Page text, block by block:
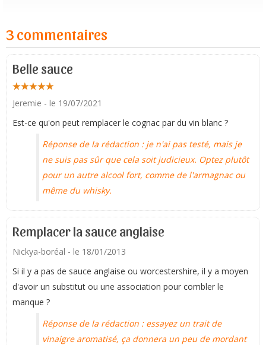
3 commentaires
Belle sauce
Jeremie - le 19/07/2021
Est-ce qu'on peut remplacer le cognac par du vin blanc ?
Réponse de la rédaction : je n'ai pas testé, mais je
ne suis pas sûr que cela soit judicieux. Optez plutôt
pour un autre alcool fort, comme de l'armagnac ou
même du whisky.
Remplacer la sauce anglaise
Nickya-boréal - le 18/01/2013
Si il y a pas de sauce anglaise ou worcestershire, il y a moyen
d'avoir un substitut ou une association pour combler le
manque ?
Réponse de la rédaction : essayez un trait de
vinaigre aromatisé, ça donnera un peu de mordant